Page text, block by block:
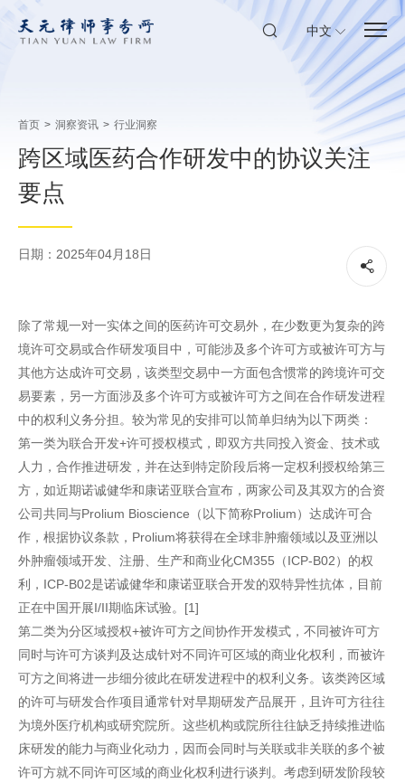
中文
首页 > 洞察资讯 > 行业洞察
跨区域医药合作研发中的协议关注
要点
日期：2025年04月18日
除了常规一对一实体之间的医药许可交易外，在少数更为复杂的跨
境许可交易或合作研发项目中，可能涉及多个许可方或被许可方与
其他方达成许可交易，该类型交易中一方面包含惯常的跨境许可交
易要素，另一方面涉及多个许可方或被许可方之间在合作研发进程
中的权利义务分担。较为常见的安排可以简单归纳为以下两类：
第一类为联合开发+许可授权模式，即双方共同投入资金、技术或
人力，合作推进研发，并在达到特定阶段后将一定权利授权给第三
方，如近期诺诚健华和康诺亚联合宣布，两家公司及其双方的合资
公司共同与Prolium Bioscience（以下简称Prolium）达成许可合
作，根据协议条款，Prolium将获得在全球非肿瘤领域以及亚洲以
外肿瘤领域开发、注册、生产和商业化CM355（ICP-B02）的权
利，ICP-B02是诺诚健华和康诺亚联合开发的双特异性抗体，目前
正在中国开展I/II期临床试验。[1]
第二类为分区域授权+被许可方之间协作开发模式，不同被许可方
同时与许可方谈判及达成针对不同许可区域的商业化权利，而被许
可方之间将进一步细分彼此在研发进程中的权利义务。该类跨区域
的许可与研发合作项目通常针对早期研发产品展开，且许可方往往
为境外医疗机构或研究院所。这些机构或院所往往缺乏持续推进临
床研发的能力与商业化动力，因而会同时与关联或非关联的多个被
许可方就不同许可区域的商业化权利进行谈判。考虑到研发阶段较